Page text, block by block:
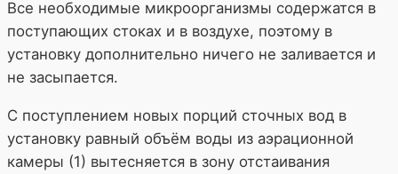
Все необходимые микроорганизмы содержатся в
поступающих стоках и в воздухе, поэтому в
установку дополнительно ничего не заливается и
не засыпается.
С поступлением новых порций сточных вод в
установку равный объём воды из аэрационной
камеры (1) вытесняется в зону отстаивания